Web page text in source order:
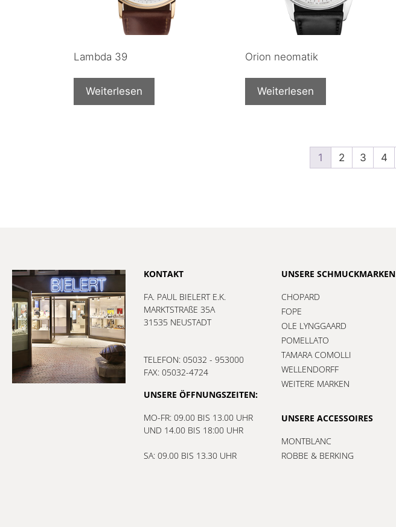
Lambda 39
Weiterlesen
Orion neomatik
Weiterlesen
1 2 3 4
KONTAKT
FA. PAUL BIELERT E.K.
MARKTSTRAßE 35A
31535 NEUSTADT
TELEFON: 05032 - 953000
FAX: 05032-4724
UNSERE ÖFFNUNGSZEITEN:
MO-FR: 09.00 BIS 13.00 UHR
UND 14.00 BIS 18:00 UHR
SA: 09.00 BIS 13.30 UHR
UNSERE SCHMUCKMARKEN
CHOPARD
FOPE
OLE LYNGGAARD
POMELLATO
TAMARA COMOLLI
WELLENDORFF
WEITERE MARKEN
UNSERE ACCESSOIRES
MONTBLANC
ROBBE & BERKING